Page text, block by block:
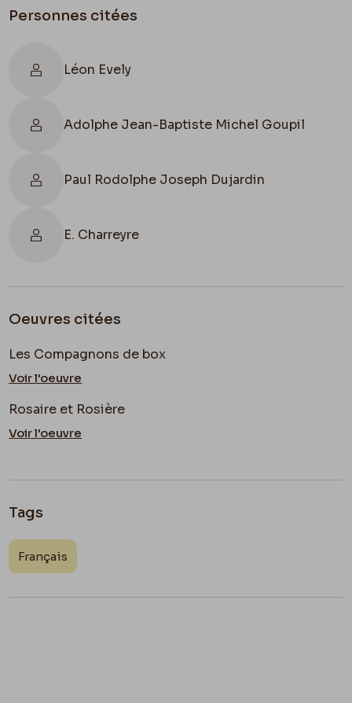
Personnes citées
Léon Evely
Adolphe Jean-Baptiste Michel Goupil
Paul Rodolphe Joseph Dujardin
E. Charreyre
Oeuvres citées
Les Compagnons de box
Voir l'oeuvre
Rosaire et Rosière
Voir l'oeuvre
Tags
Français